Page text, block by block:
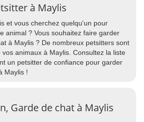
à Maylis
et vous cherchez quelqu'un pour
animal ? Vous souhaitez faire garder
à Maylis ? De nombreux petsitters sont
animaux à Maylis. Consultez la liste
un petsitter de confiance pour garder
Maylis !
Garde de chat à Maylis